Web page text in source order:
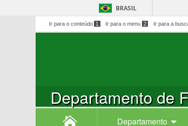
BRASIL
Ir para o conteúdo 1 Ir para o menu 2 Ir para a
Departamento de
Departamento